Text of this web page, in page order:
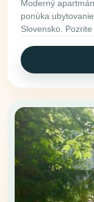
Moderný
ponúka
Slovensko.